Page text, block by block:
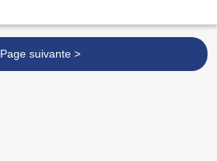
Page suivante >